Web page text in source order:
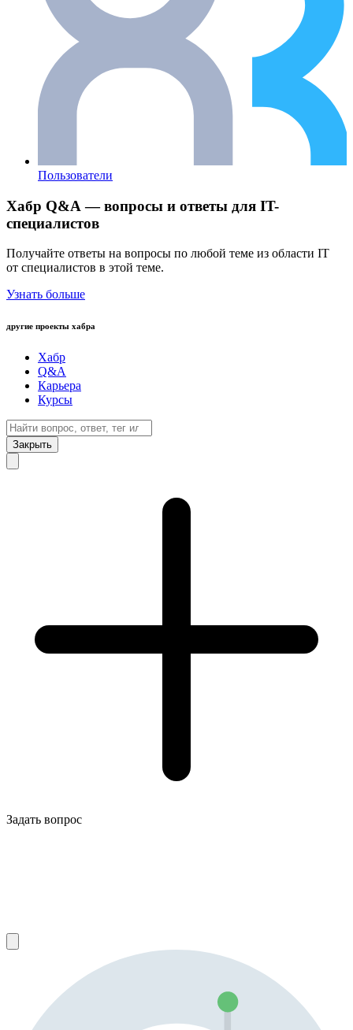
Пользователи
Хабр Q&A — вопросы и ответы для IT-
специалистов
Получайте ответы на вопросы по любой теме из области IT
от специалистов в этой теме.
Узнать больше
другие проекты хабра
Хабр
Q&A
Карьера
Курсы
Закрыть
Задать вопрос